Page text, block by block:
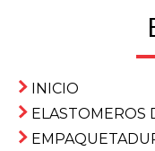
INICIO
ELASTOMEROS